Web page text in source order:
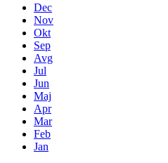
Dec
Nov
Okt
Sep
Avg
Jul
Jun
Maj
Apr
Mar
Feb
Jan